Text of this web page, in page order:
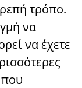
τρόπο.
να
να έχετε
που